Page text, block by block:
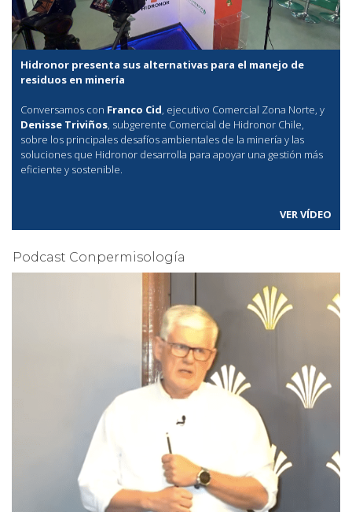
Hidronor presenta sus alternativas para el manejo de
residuos en minería
Conversamos con Franco Cid, ejecutivo Comercial Zona Norte, y
Denisse Triviños, subgerente Comercial de Hidronor Chile,
sobre los principales desafíos ambientales de la minería y las
soluciones que Hidronor desarrolla para apoyar una gestión más
eficiente y sostenible.
VER VÍDEO
Podcast Conpermisología